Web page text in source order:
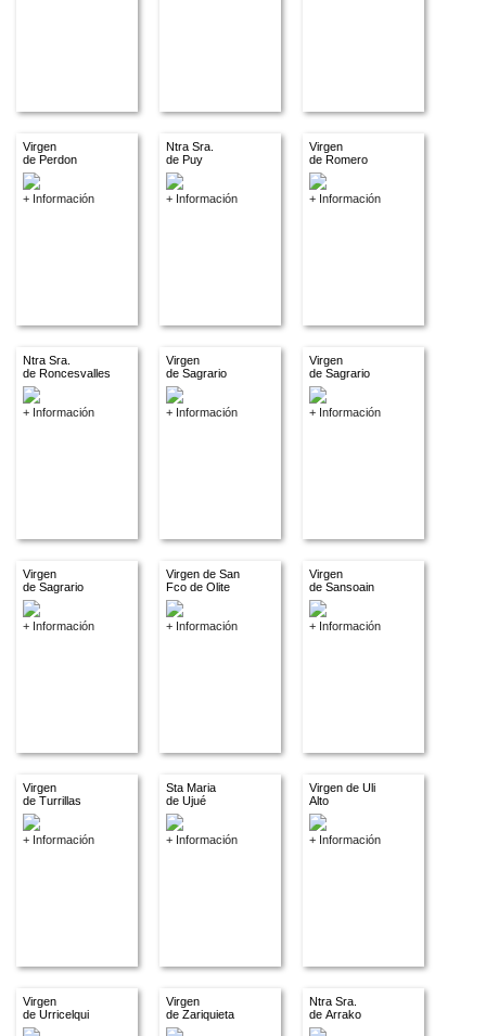
Virgen
de Perdon
+ Información
Ntra Sra.
de Puy
+ Información
Virgen
de Romero
+ Información
Ntra Sra.
de Roncesvalles
+ Información
Virgen
de Sagrario
+ Información
Virgen
de Sagrario
+ Información
Virgen
de Sagrario
+ Información
Virgen de San
Fco de Olite
+ Información
Virgen
de Sansoain
+ Información
Virgen
de Turrillas
+ Información
Sta Maria
de Ujué
+ Información
Virgen de Uli
Alto
+ Información
Virgen
de Urricelqui
Virgen
de Zariquieta
Ntra Sra.
de Arrako